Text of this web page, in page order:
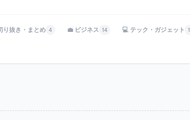
抜き・まとめ 4 💼 ビジネス 14 💻 テック・ガジェット 1